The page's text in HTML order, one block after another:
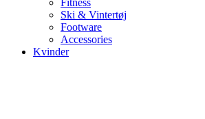
Fitness
Ski & Vintertøj
Footware
Accessories
Kvinder